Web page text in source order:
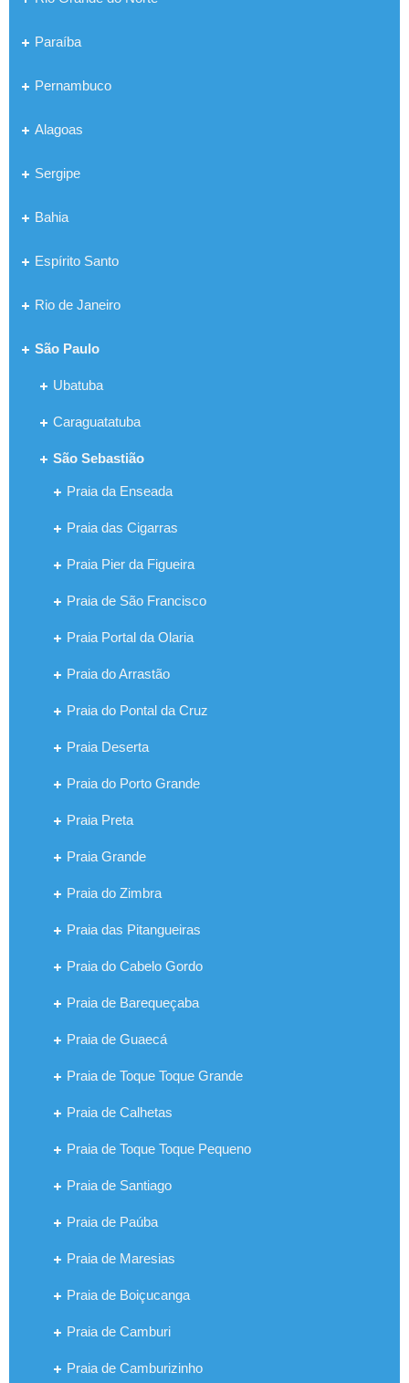
Paraíba
Pernambuco
Alagoas
Sergipe
Bahia
Espírito Santo
Rio de Janeiro
São Paulo
Ubatuba
Caraguatatuba
São Sebastião
Praia da Enseada
Praia das Cigarras
Praia Pier da Figueira
Praia de São Francisco
Praia Portal da Olaria
Praia do Arrastão
Praia do Pontal da Cruz
Praia Deserta
Praia do Porto Grande
Praia Preta
Praia Grande
Praia do Zimbra
Praia das Pitangueiras
Praia do Cabelo Gordo
Praia de Barequeçaba
Praia de Guaecá
Praia de Toque Toque Grande
Praia de Calhetas
Praia de Toque Toque Pequeno
Praia de Santiago
Praia de Paúba
Praia de Maresias
Praia de Boiçucanga
Praia de Camburi
Praia de Camburizinho